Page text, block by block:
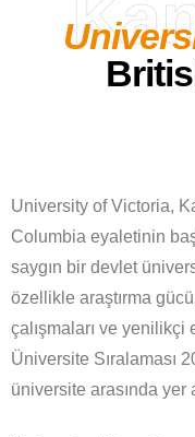
University of Victoria,
Columbia eyaletinin
saygın bir devlet
özellikle araştırma
çalışmaları ve yenilikçi
Üniversite Sıralaması
üniversite arasında yer